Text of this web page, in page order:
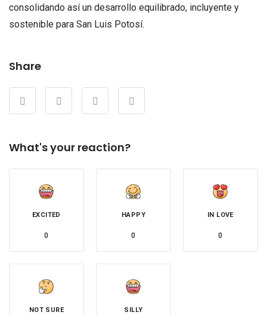
consolidando así un desarrollo equilibrado, incluyente y
sostenible para San Luis Potosí.
Share
What's your reaction?
EXCITED
0
HAPPY
0
IN LOVE
0
NOT SURE SILLY